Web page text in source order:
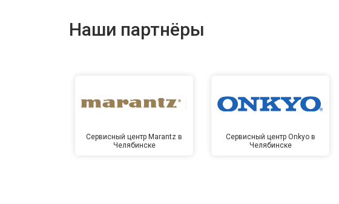
Наши партнёры
Сервисный центр Marantz в
Челябинске
Сервисный центр Onkyo в
Челябинске